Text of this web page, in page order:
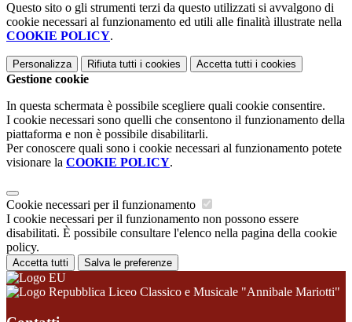
Questo sito o gli strumenti terzi da questo utilizzati si avvalgono di
cookie necessari al funzionamento ed utili alle finalità illustrate nella
COOKIE POLICY.
Personalizza Rifiuta tutti i cookies Accetta tutti i cookies
Gestione cookie
In questa schermata è possibile scegliere quali cookie consentire.
I cookie necessari sono quelli che consentono il funzionamento della
piattaforma e non è possibile disabilitarli.
Per conoscere quali sono i cookie necessari al funzionamento potete
visionare la COOKIE POLICY.
Cookie necessari per il funzionamento
I cookie necessari per il funzionamento non possono essere
disabilitati. È possibile consultare l'elenco nella pagina della cookie
policy.
Accetta tutti Salva le preferenze
Liceo Classico e Musicale "Annibale Mariotti"